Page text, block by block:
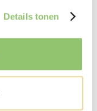
Details tonen